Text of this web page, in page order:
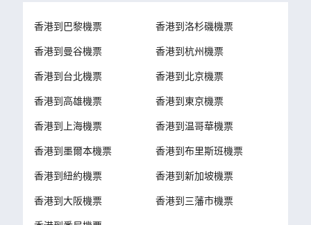
香港到巴黎機票 香港到洛杉磯機票
香港到曼谷機票 香港到杭州機票
香港到台北機票 香港到北京機票
香港到高雄機票 香港到東京機票
香港到上海機票 香港到温哥華機票
香港到墨爾本機票 香港到布里斯班機票
香港到紐約機票 香港到新加坡機票
香港到大阪機票 香港到三藩市機票